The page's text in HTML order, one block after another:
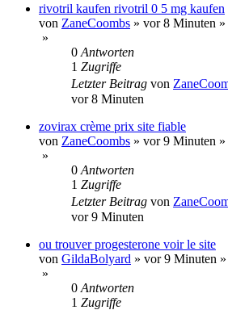
rivotril kaufen rivotril 0 5 mg kaufen
von ZaneCoombs » vor 8 Minuten
»
0 Antworten
1 Zugriffe
Letzter Beitrag von
vor 8 Minuten
zovirax crème prix site fiable
von ZaneCoombs » vor 9 Minuten
»
0 Antworten
1 Zugriffe
Letzter Beitrag von
vor 9 Minuten
ou trouver progesterone voir le site
von GildaBolyard » vor 9 Minuten
»
0 Antworten
1 Zugriffe